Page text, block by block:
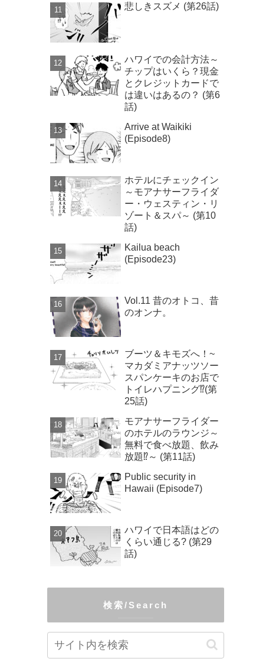
悲しきスズメ (第26話)
ハワイでの会計方法～
チップはいくら？現金
とクレジットカードで
は違いはあるの？ (第6
話)
Arrive at Waikiki
(Episode8)
ホテルにチェックイン
～モアナサーフライダ
ー・ウェスティン・リ
ゾート＆スパ～ (第10
話)
Kailua beach
(Episode23)
Vol.11 昔のオトコ、昔
のオンナ。
ブーツ＆キモズへ！~
マカダミアナッツソー
スパンケーキのお店で
トイレハプニング⁉(第
25話)
モアナサーフライダー
のホテルのラウンジ～
無料で食べ放題、飲み
放題⁉～ (第11話)
Public security in
Hawaii (Episode7)
ハワイで日本語はどの
くらい通じる? (第29
話)
検索/Search